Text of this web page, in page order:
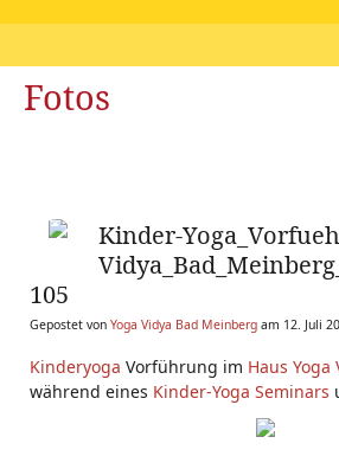
Fotos
Kinder-
105
Gepostet von Yoga Vidya Bad Meinberg am 12. Juli
Kinderyoga Vorführung im Haus
während eines Kinder-Yoga Seminars
im Juli 2009.